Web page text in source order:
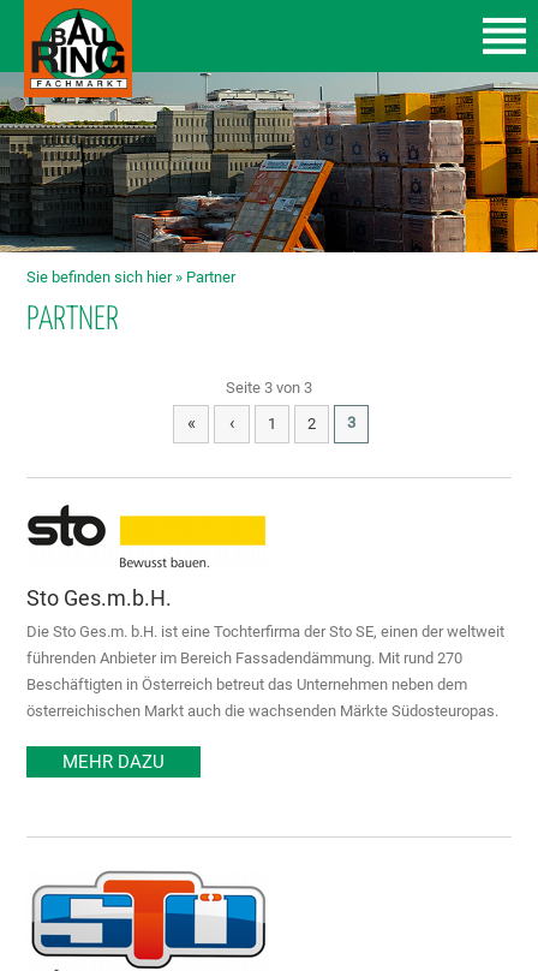
Sie befinden sich hier » Partner
PARTNER
Seite 3 von 3
« ‹ 1 2 3
Sto Ges.m.b.H.
Die Sto Ges.m. b.H. ist eine Tochterfirma der Sto SE, einen der weltweit
führenden Anbieter im Bereich Fassadendämmung. Mit rund 270
Beschäftigten in Österreich betreut das Unternehmen neben dem
österreichischen Markt auch die wachsenden Märkte Südosteuropas.
MEHR DAZU